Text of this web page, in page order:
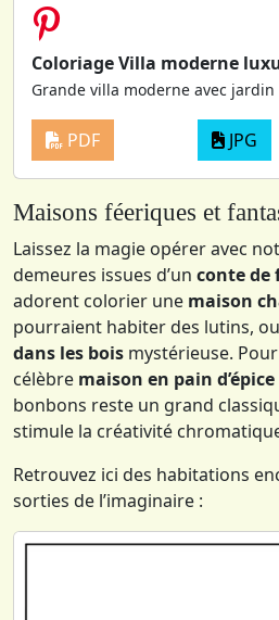
Coloriage Villa moderne
Grande villa moderne avec
PDF JPG
Maisons féeriques et
Laissez la magie opérer avec
demeures issues d’un conte de
adorent colorier une maison
pourraient habiter des lutins,
dans les bois mystérieuse.
célèbre maison en pain d’épice
bonbons reste un grand
stimule la créativité
Retrouvez ici des habitations
sorties de l’imaginaire :